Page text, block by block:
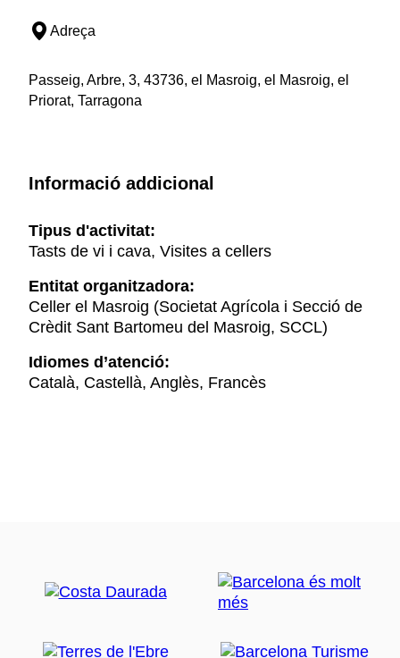
Adreça
Passeig, Arbre, 3, 43736, el Masroig, el Masroig, el
Priorat, Tarragona
Informació addicional
Tipus d'activitat:
Tasts de vi i cava, Visites a cellers
Entitat organitzadora:
Celler el Masroig (Societat Agrícola i Secció de
Crèdit Sant Bartomeu del Masroig, SCCL)
Idiomes d’atenció:
Català, Castellà, Anglès, Francès